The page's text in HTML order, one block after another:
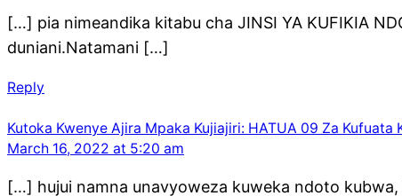
[…] pia nimeandika kitabu cha JINSI YA KUFIKIA
duniani.Natamani […]
Reply
Kutoka Kwenye Ajira Mpaka Kujiajiri: HATUA 09 Za Kufuata
March 16, 2022 at 5:20 am
[…] hujui namna unavyoweza kuweka ndoto kubwa,